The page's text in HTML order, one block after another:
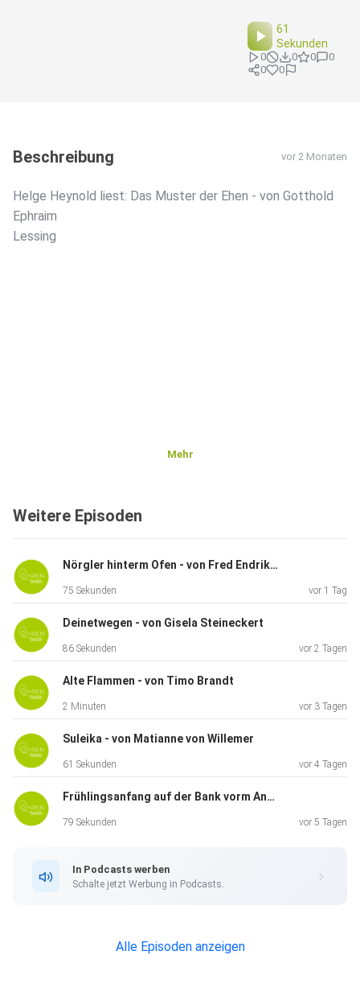
61
Sekunden
0 0 0
0
0
0
Beschreibung vor 2 Monaten
Helge Heynold liest: Das Muster der Ehen - von Gotthold
Ephraim
Lessing
Mehr
Weitere Episoden
Nörgler hinterm Ofen - von Fred Endrikat
75 Sekunden vor 1 Tag
Deinetwegen - von Gisela Steineckert
86 Sekunden vor 2 Tagen
Alte Flammen - von Timo Brandt
2 Minuten vor 3 Tagen
Suleika - von Matianne von Willemer
61 Sekunden vor 4 Tagen
Frühlingsanfang auf der Bank vorm Anhalter Bahnhof - von Joachim Ringelnatz
79 Sekunden vor 5 Tagen
In Podcasts werben
Schalte jetzt Werbung in Podcasts.
Alle Episoden anzeigen